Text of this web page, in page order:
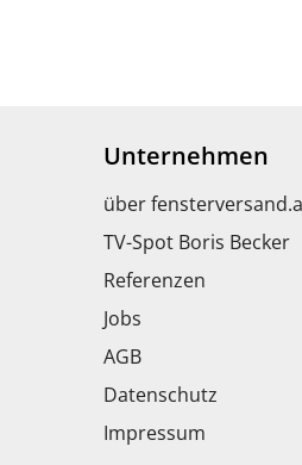
Unternehmen
über
TV-Spot Boris Becker
Referenzen
Jobs
AGB
Datenschutz
Impressum